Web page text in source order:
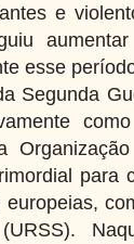
e
esse
Segunda
para